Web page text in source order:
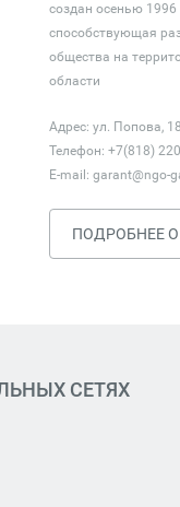
создан осенью 1996
способствующая
общества на
области
Адрес: ул. Попова,
Телефон: +7(818)
E-mail: garant@ngo-
ПОДРОБНЕЕ О
СЕТЯХ